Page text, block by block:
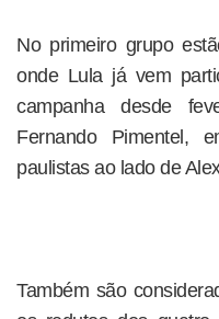
No primeiro grupo
onde Lula já vem
campanha desde
Fernando Pimentel,
paulistas ao lado de
Também são